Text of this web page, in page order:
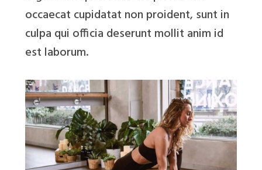
occaecat cupidatat non proident, sunt in
culpa qui officia deserunt mollit anim id
est laborum.